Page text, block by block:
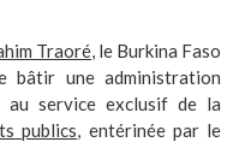
Traoré , le Burkina Faso
bâtir une administration
au service exclusif de la
publics , entérinée par le